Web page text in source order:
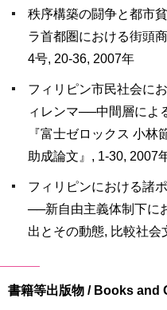
秩序構築の闘争と都市
ラ首都圏における街頭
4号, 20-36, 2007年
フィリピン市民社会に
ィレンマ──中間層によ
『富士ゼロックス 小
助成論文』, 1-30, 2007
フィリピンにおける諸
──新自由主義体制下に
出とその動態, 比較社
書籍等出版物 / Books